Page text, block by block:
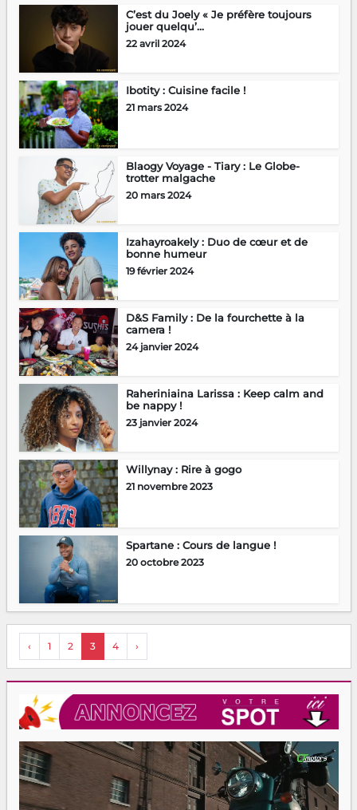
C’est du Joely « Je préfère toujours
jouer quelqu’...
22 avril 2024
Ibotity : Cuisine facile !
21 mars 2024
Blaogy Voyage - Tiary : Le Globe-
trotter malgache
20 mars 2024
Izahayroakely : Duo de cœur et de
bonne humeur
19 février 2024
D&S Family : De la fourchette à la
camera !
24 janvier 2024
Raheriniaina Larissa : Keep calm and
be nappy !
23 janvier 2024
Willynay : Rire à gogo
21 novembre 2023
Spartane : Cours de langue !
20 octobre 2023
‹ 1 2 3 4 ›